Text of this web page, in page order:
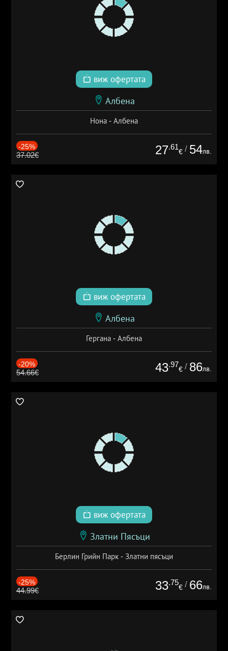
виж офертата
Албена
Нона - Албена
-25%
37.02€ 27.61
€ / 54лв.
виж офертата
Албена
Гергана - Албена
-20%
54.66€ 43.97
€ / 86лв.
виж офертата
Златни Пясъци
Берлин Грийн Парк - Златни пясъци
-25%
44.99€ 33.75
€ / 66лв.